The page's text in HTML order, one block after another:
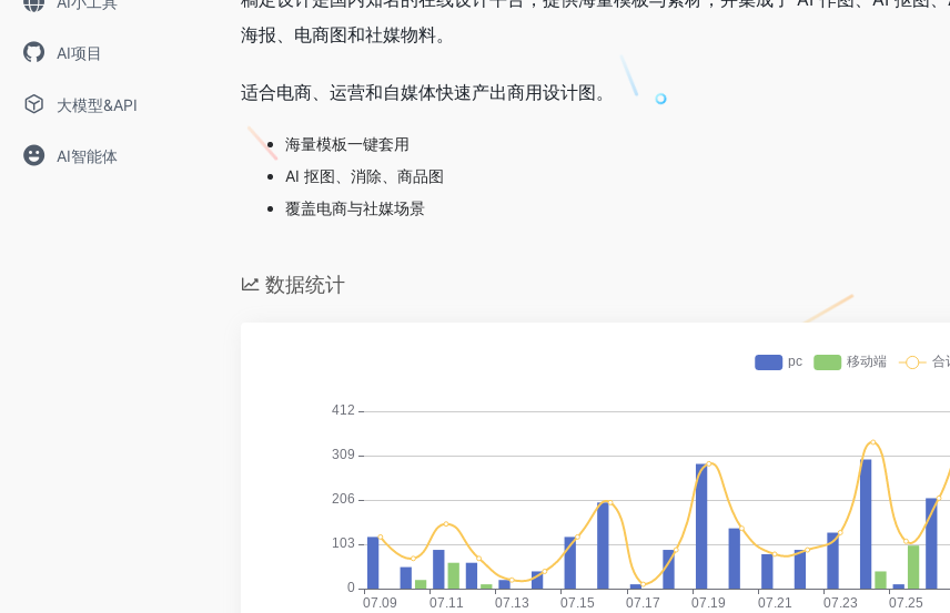
AI项目
大模型&API
AI智能体
海报、电商图和社媒物料。
适合电商、运营和自媒体快速产出商用设计图。
海量模板一键套用
AI 抠图、消除、商品图
覆盖电商与社媒场景
数据统计